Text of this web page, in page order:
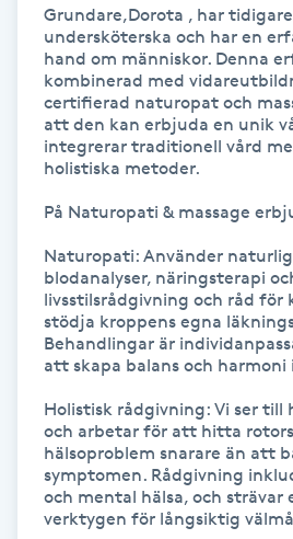
Hälsa
Hälsprickor
Idrottsmassage
IPL hårborttagning
Japansk massage
Grundare,Dorota , har
undersköterska och har en
hand om människor. Denna
kombinerad med
certifierad naturopat och
att den kan erbjuda en unik
integrerar traditionell vård
holistiska metoder.
På Naturopati & massage
Naturopati: Använder
blodanalyser, näringsterapi
livsstilsrådgivning och råd
stödja kroppens egna
Behandlingar är
att skapa balans och harmoni
Holistisk rådgivning: Vi ser till
och arbetar för att hitta
hälsoproblem snarare än att
symptomen. Rådgivning
och mental hälsa, och
verktygen för långsiktig